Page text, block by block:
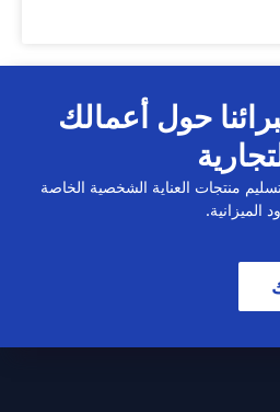
حول أعمالك
منتجات العناية الشخصية الخاصة